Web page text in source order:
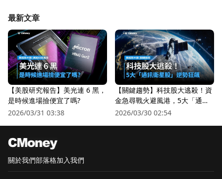
最新文章
【美股研究報告】美光連 6 黑，
是時候進場撿便宜了嗎?
2026/03/31 03:38
【關鍵趨勢】科技股大逃殺！資
金急尋戰火避風港，5大「通訊
衛星股」逆勢狂飆
2026/03/30 02:54
關於我們部落格加入我們